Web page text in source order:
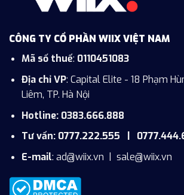
CÔNG TY CỔ PHẦN WIIX VIỆT NAM
Mã số thuế: 0110451083
Địa chỉ VP: Capital Elite - 18 Phạm
Liêm, TP. Hà Nội
Hotline: 0383.666.888
Tư vấn: 0777.222.555 |
E-mail: ad@wiix.vn | sale@wiix.vn